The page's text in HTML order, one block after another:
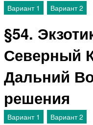
Вариант 1 Вариант 2
§54.
Северный
Дальний
решения
Вариант 1 Вариант 2